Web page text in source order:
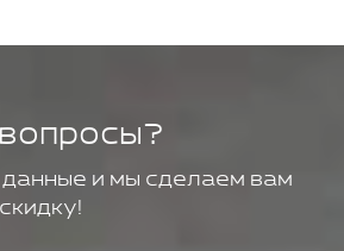
и мы сделаем вам